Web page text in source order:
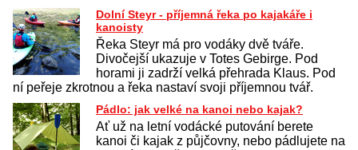
Dolní Steyr - příjemná řeka po kajakáře i
kanoisty
Řeka Steyr má pro vodáky dvě tváře.
Divočejší ukazuje v Totes Gebirge. Pod
horami ji zadrží velká přehrada Klaus. Pod
ní peřeje zkrotnou a řeka nastaví svoji příjemnou tvář.
Pádlo: jak velké na kanoi nebo kajak?
Ať už na letní vodácké putování berete
kanoi či kajak z půjčovny, nebo pádlujete na